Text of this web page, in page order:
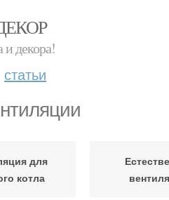
декора!
статьи
для
котла